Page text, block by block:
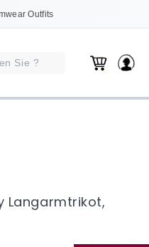
Outfits
Langarmtrikot,